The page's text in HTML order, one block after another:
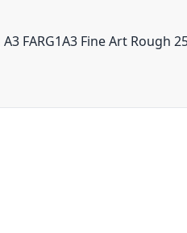
FARG1A3 Fine Art Rough